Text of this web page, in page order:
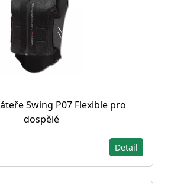
Swing P07 Flexible pro
dospělé
Detail